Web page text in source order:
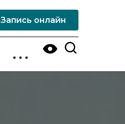
...
Запись онлайн